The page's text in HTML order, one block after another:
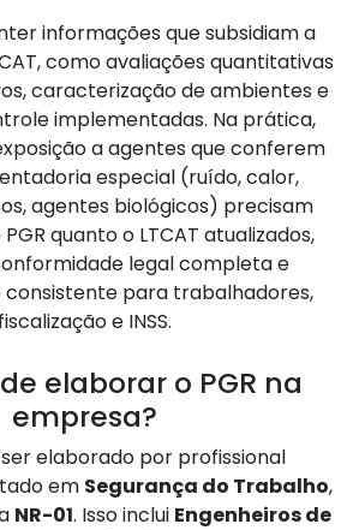
informações que subsidiam a
como avaliações quantitativas
caracterização de ambientes e
implementadas. Na prática,
a agentes que conferem
especial (ruído, calor,
agentes biológicos) precisam
quanto o LTCAT atualizados,
legal completa e
para trabalhadores,
fiscalização e INSS.
elaborar o PGR na
empresa?
elaborado por profissional
em Segurança do Trabalho,
NR-01. Isso inclui Engenheiros de